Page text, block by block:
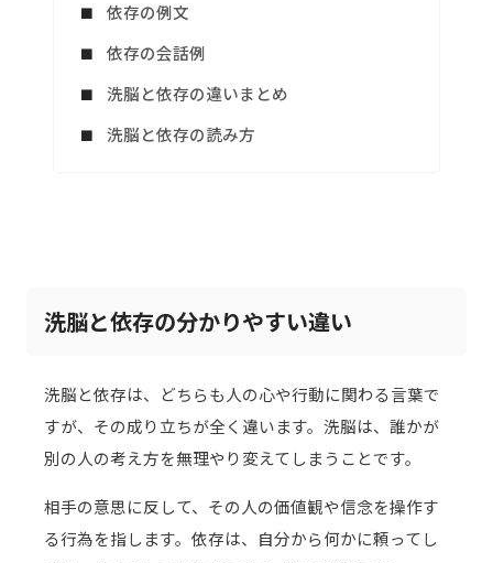
依存の例文
依存の会話例
洗脳と依存の違いまとめ
洗脳と依存の読み方
洗脳と依存の分かりやすい違い
洗脳と依存は、どちらも人の心や行動に関わる言葉で
すが、その成り立ちが全く違います。洗脳は、誰かが
別の人の考え方を無理やり変えてしまうことです。
相手の意思に反して、その人の価値観や信念を操作す
る行為を指します。依存は、自分から何かに頼ってし